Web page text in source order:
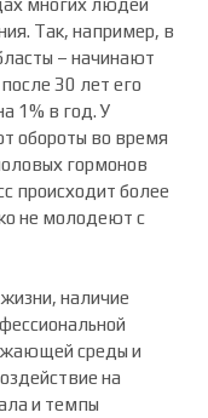
Так, например, в
– начинают
30 лет его
1% в год. У
обороты во время
гормонов
происходит более
не молодеют с
наличие
среды и
на
и темпы